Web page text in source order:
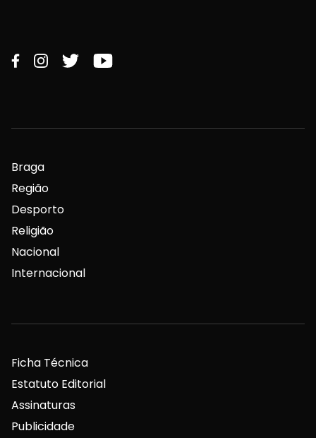
Braga
Região
Desporto
Religião
Nacional
Internacional
Ficha Técnica
Estatuto Editorial
Assinaturas
Publicidade